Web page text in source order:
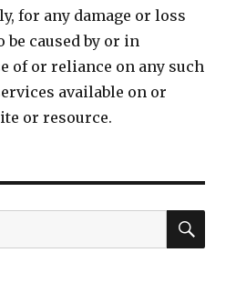
for any damage or loss
be caused by or in
of or reliance on any such
available on or
or resource.
検